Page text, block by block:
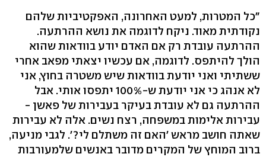
"כל המטרות, למעט האחרונה, האפקטיביות שלהם
נקודתית מאוד. ניקח לדוגמה את נושא ההרתעה.
ההרתעה עובדת רק אם האדם יודע בוודאות שהוא
הולך להיתפס. לדוגמה, אם עכשיו יצאתי מפאב אחרי
ששתיתי ואני יודעת בוודאות שיש משטרה בחוץ, אני
לא אנהג כי אני יודעת ש-100% יתפסו אותי. אבל
ההרתעה גם לא עובדת בעיקר בעבירות של פאשן -
עבירות אלימות במשפחה, רצח נשים. אלה לא עבירות
שאתה חושב מראש 'האם זה משתלם לי?'. לגבי מניעה,
ברוב המוחץ של המקרים מדובר באנשים שלמעורבות